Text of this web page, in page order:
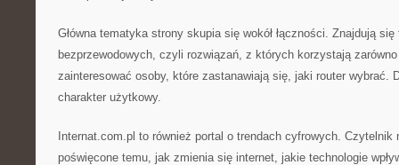
Główna tematyka strony skupia się wokół łączności. Znajdują
bezprzewodowych, czyli rozwiązań, z których korzystają
zainteresować osoby, które zastanawiają się, jaki router wybrać.
charakter użytkowy.
Internat.com.pl to również portal o trendach cyfrowych. Czytelnik
poświęcone temu, jak zmienia się internet, jakie technologie